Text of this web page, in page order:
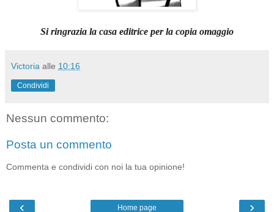
Si ringrazia la casa editrice per la copia omaggio
Victoria alle 10:16
Condividi
Nessun commento:
Posta un commento
Commenta e condividi con noi la tua opinione!
‹ ›
Home page